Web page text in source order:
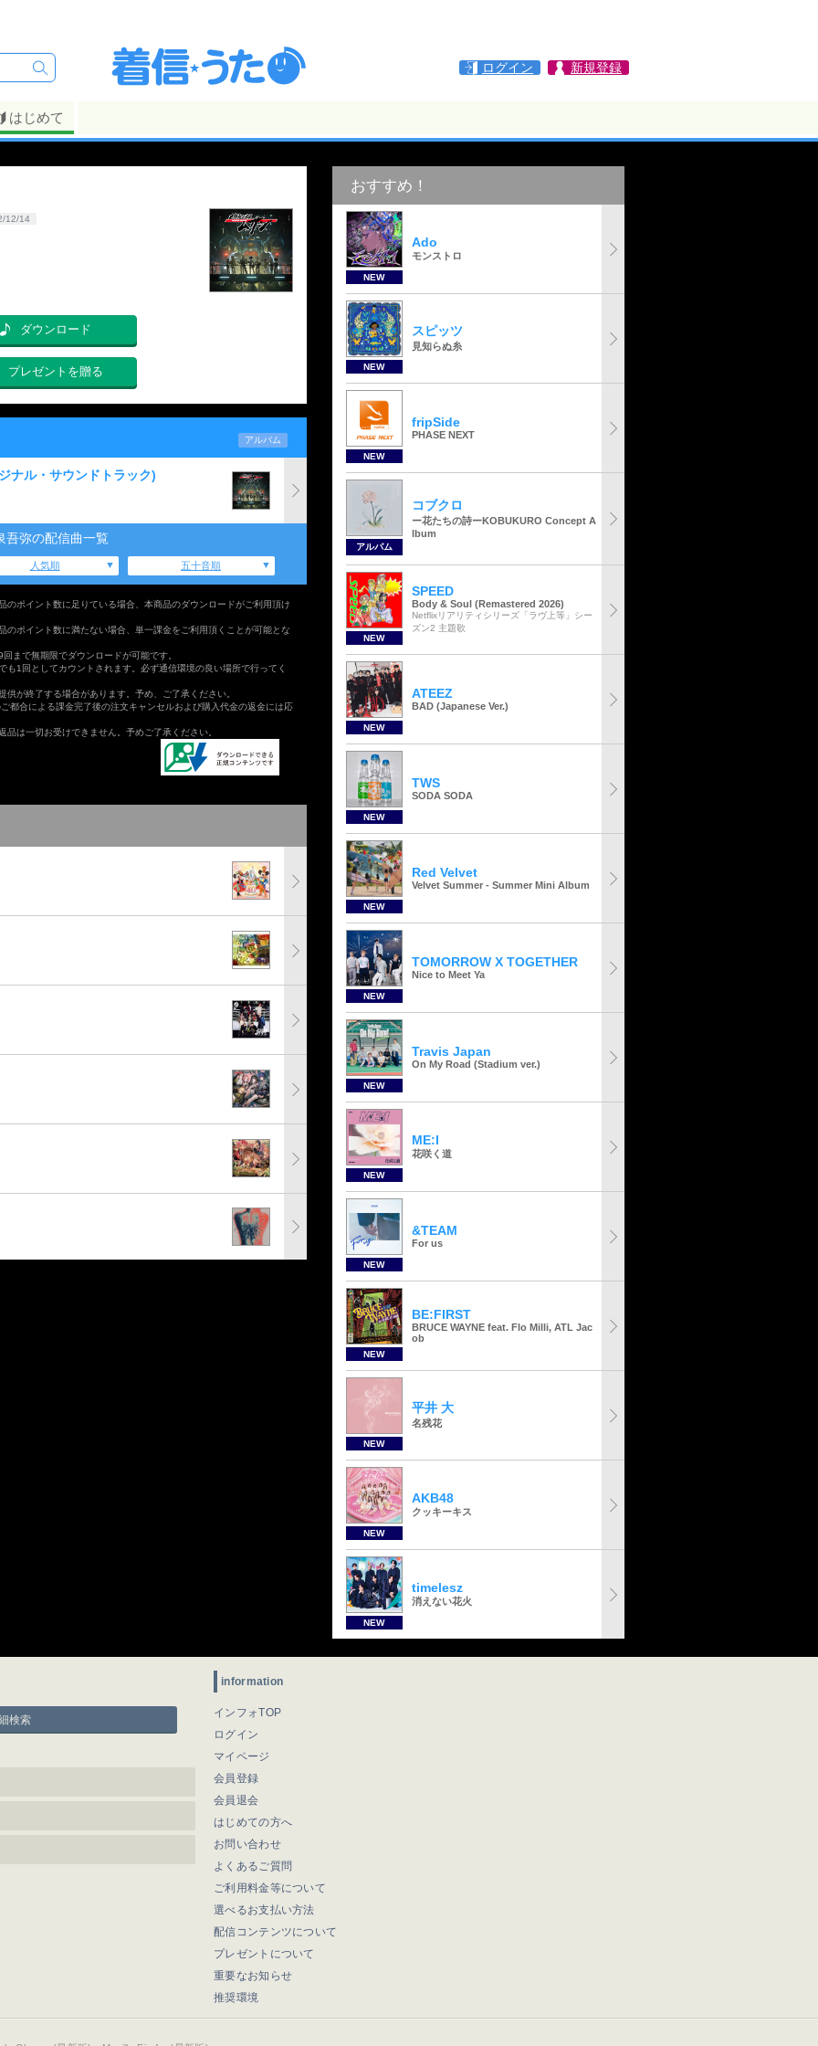
ログイン 新規登録
はじめて
12/14
ダウンロード
プレゼントを贈る
アルバム
ナル・サウンドトラック)
吾弥の配信曲一覧
人気順 五十音順
ポイント数に足りている場合、本商品のダウンロードがご利用頂け
ポイント数に満たない場合、単一課金をご利用頂くことが可能とな
まで無期限でダウンロードが可能です。
1回としてカウントされます。必ず通信環境の良い場所で行ってく
が終了する場合があります。予め、ご了承ください。
都合による課金完了後の注文キャンセルおよび購入代金の返金には応
は一切お受けできません。予めご了承ください。
おすすめ！
NEW
Ado
モンストロ
NEW
スピッツ
見知らぬ糸
NEW
fripSide
PHASE NEXT
アルバム
コブクロ
ー花たちの詩ーKOBUKURO Concept A
lbum
NEW
SPEED
Body & Soul (Remastered 2026)
Netflixリアリティシリーズ「ラヴ上等」シー
ズン2 主題歌
NEW
ATEEZ
BAD (Japanese Ver.)
NEW
TWS
SODA SODA
NEW
Red Velvet
Velvet Summer - Summer Mini Album
NEW
TOMORROW X TOGETHER
Nice to Meet Ya
NEW
Travis Japan
On My Road (Stadium ver.)
NEW
ME:I
花咲く道
NEW
&TEAM
For us
NEW
BE:FIRST
BRUCE WAYNE feat. Flo Milli, ATL Jac
ob
NEW
平井 大
名残花
NEW
AKB48
クッキーキス
NEW
timelesz
消えない花火
検索
information
インフォTOP
ログイン
マイページ
会員登録
会員退会
はじめての方へ
お問い合わせ
よくあるご質問
ご利用料金等について
選べるお支払い方法
配信コンテンツについて
プレゼントについて
重要なお知らせ
推奨環境